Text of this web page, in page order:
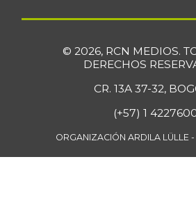
© 2026, RCN MEDIOS.
DERECHOS
CR. 13A 37-32,
(+57) 1
ORGANIZACIÓN ARDILA LÜLLE